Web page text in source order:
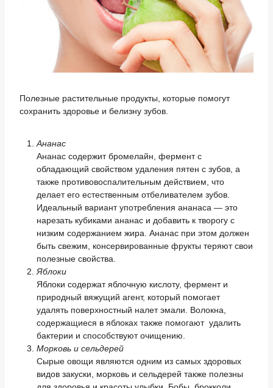
Полезные растительные продукты, которые помогут
сохранить здоровье и белизну зубов.
Ананас
Ананас содержит бромелайн, фермент с
обладающий свойством удаления пятен с зубов, а
также противовоспалительным действием, что
делает его естественным отбеливателем зубов.
Идеальный вариант употребления ананаса — это
нарезать кубиками ананас и добавить к творогу с
низким содержанием жира. Ананас при этом должен
быть свежим, консервированные фрукты теряют свои
полезные свойства.
Яблоки
Яблоки содержат яблочную кислоту, фермент и
природный вяжущий агент, который помогает
удалять поверхностный налет эмали. Волокна,
содержащиеся в яблоках также помогают удалить
бактерии и способствуют очищению.
Морковь и сельдерей
Сырые овощи являются одним из самых здоровых
видов закуски, морковь и сельдерей также полезны